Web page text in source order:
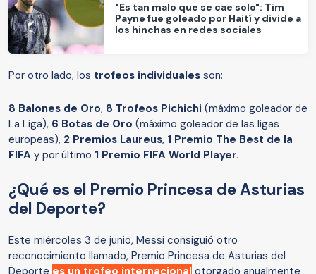
"Es tan malo que se cae solo": Tim
Payne fue goleado por Haití y divide a
los hinchas en redes sociales
Por otro lado, los trofeos individuales son:
8 Balones de Oro, 8 Trofeos Pichichi (máximo goleador de
La Liga), 6 Botas de Oro (máximo goleador de las ligas
europeas), 2 Premios Laureus, 1 Premio The Best de la
FIFA y por último 1 Premio FIFA World Player.
¿Qué es el Premio Princesa de Asturias
del Deporte?
Este miércoles 3 de junio, Messi consiguió otro
reconocimiento llamado, Premio Princesa de Asturias del
Deporte es un trofeo internacional otorgado anualmente